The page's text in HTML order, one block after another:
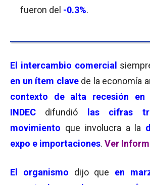
fueron del -0.3%.
El intercambio comercial
en un ítem clave de la economía
contexto de alta recesión en
INDEC
difundió
las cifras
movimiento que involucra a la
expo e importaciones. Ver
El organismo dijo que en